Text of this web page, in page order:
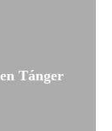
Tánger